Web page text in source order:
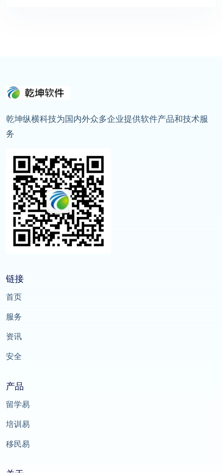
乾坤纵横科技为国内外众多企业提供软件产品和技术服
务
链接
首页
服务
资讯
安全
产品
留学易
培训易
移民易